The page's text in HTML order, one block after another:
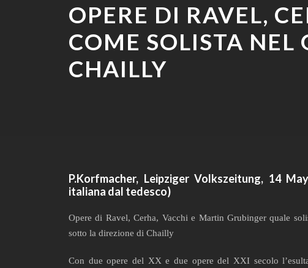
OPERE DI RAVEL,
COME SOLISTA
CHAILLY
P.Korfmacher, Leipziger Volkszeitung, 14
italiana dal tedesco)
Opere di Ravel, Cerha, Vacchi e Martin Grubinger quale
sotto la direzione di Chailly
Con due opere del XX e due opere del XXI secolo